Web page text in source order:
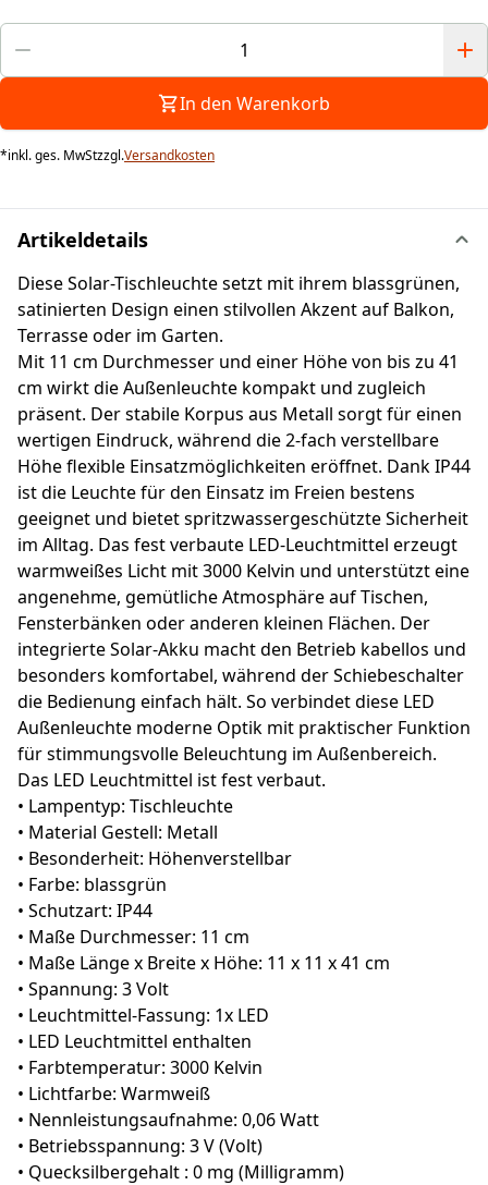
In den Warenkorb
*inkl. ges. MwStzzgl.Versandkosten
Artikeldetails
Diese Solar-Tischleuchte setzt mit ihrem blassgrünen,
satinierten Design einen stilvollen Akzent auf Balkon,
Terrasse oder im Garten.
Mit 11 cm Durchmesser und einer Höhe von bis zu 41
cm wirkt die Außenleuchte kompakt und zugleich
präsent. Der stabile Korpus aus Metall sorgt für einen
wertigen Eindruck, während die 2-fach verstellbare
Höhe flexible Einsatzmöglichkeiten eröffnet. Dank IP44
ist die Leuchte für den Einsatz im Freien bestens
geeignet und bietet spritzwassergeschützte Sicherheit
im Alltag. Das fest verbaute LED-Leuchtmittel erzeugt
warmweißes Licht mit 3000 Kelvin und unterstützt eine
angenehme, gemütliche Atmosphäre auf Tischen,
Fensterbänken oder anderen kleinen Flächen. Der
integrierte Solar-Akku macht den Betrieb kabellos und
besonders komfortabel, während der Schiebeschalter
die Bedienung einfach hält. So verbindet diese LED
Außenleuchte moderne Optik mit praktischer Funktion
für stimmungsvolle Beleuchtung im Außenbereich.
Das LED Leuchtmittel ist fest verbaut.
• Lampentyp: Tischleuchte
• Material Gestell: Metall
• Besonderheit: Höhenverstellbar
• Farbe: blassgrün
• Schutzart: IP44
• Maße Durchmesser: 11 cm
• Maße Länge x Breite x Höhe: 11 x 11 x 41 cm
• Spannung: 3 Volt
• Leuchtmittel-Fassung: 1x LED
• LED Leuchtmittel enthalten
• Farbtemperatur: 3000 Kelvin
• Lichtfarbe: Warmweiß
• Nennleistungsaufnahme: 0,06 Watt
• Betriebsspannung: 3 V (Volt)
• Quecksilbergehalt : 0 mg (Milligramm)